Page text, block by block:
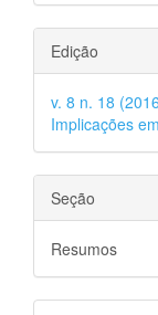
Edição
v. 8 n. 18
Implicações
Seção
Resumos